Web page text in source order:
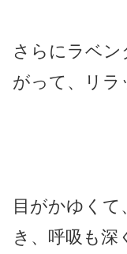
さらにラベ
がって、リラ
目がかゆく
き、呼吸も深